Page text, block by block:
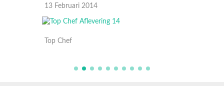
13 Februari 2014
Top Chef